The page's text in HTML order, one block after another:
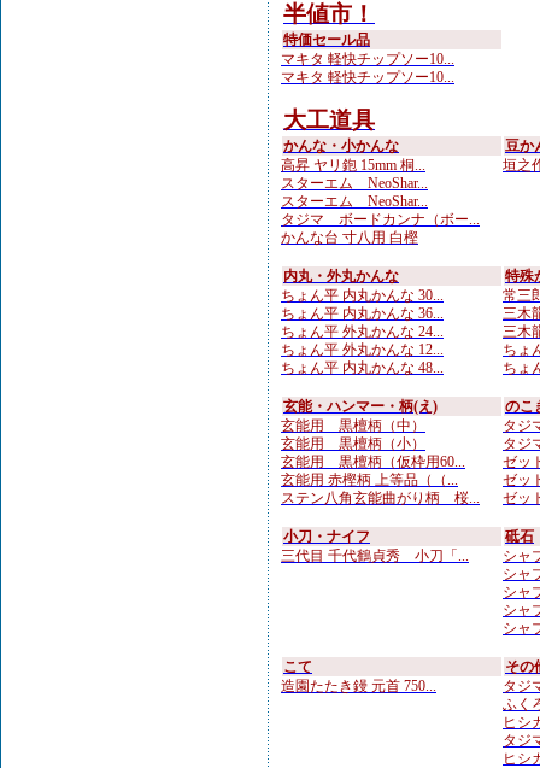
半値市！
特価セール品
マキタ 軽快チップソー10...
マキタ 軽快チップソー10...
大工道具
かんな・小かんな
高昇 ヤリ鉋 15mm 桐...
スターエム NeoShar...
スターエム NeoShar...
タジマ ボードカンナ（ボー...
かんな台 寸八用 白樫
豆か
垣之
内丸・外丸かんな
ちょん平 内丸かんな 30...
ちょん平 内丸かんな 36...
ちょん平 外丸かんな 24...
ちょん平 外丸かんな 12...
ちょん平 内丸かんな 48...
特殊
常三
三木
三木
ちょ
ちょ
玄能・ハンマー・柄(え)
玄能用 黒檀柄（中）
玄能用 黒檀柄（小）
玄能用 黒檀柄（仮枠用60...
玄能用 赤樫柄 上等品（（...
ステン八角玄能曲がり柄 桜...
のこ
タジ
タジ
ゼッ
ゼッ
ゼッ
小刀・ナイフ
三代目 千代鶴貞秀 小刀「...
砥石
シャ
シャ
シャ
シャ
シャ
こて
造園たたき鏝 元首 750...
その
タジ
ふく
ヒシ
タジ
ヒシ